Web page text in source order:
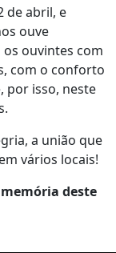
de abril, e
ouve
ouvintes com
com o conforto
por isso, neste
a união que
vários locais!
deste